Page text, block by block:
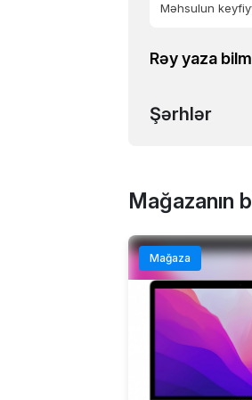
Məhsulun
Rəy yaza
Şərhlər
Mağazanın
Mağaza